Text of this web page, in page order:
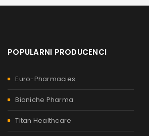
POPULARNI PRODUCENCI
Euro-Pharmacies
Bioniche Pharma
Titan Healthcare